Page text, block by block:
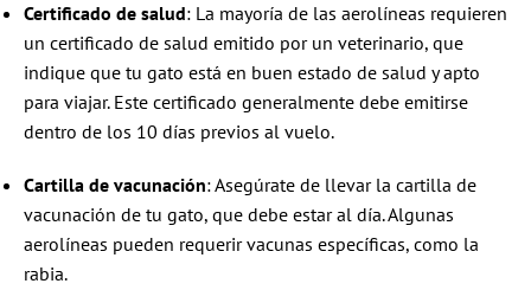
Certificado de salud: La mayoría de las aerolíneas requieren
un certificado de salud emitido por un veterinario, que
indique que tu gato está en buen estado de salud y apto
para viajar. Este certificado generalmente debe emitirse
dentro de los 10 días previos al vuelo.
Cartilla de vacunación: Asegúrate de llevar la cartilla de
vacunación de tu gato, que debe estar al día. Algunas
aerolíneas pueden requerir vacunas específicas, como la
rabia.